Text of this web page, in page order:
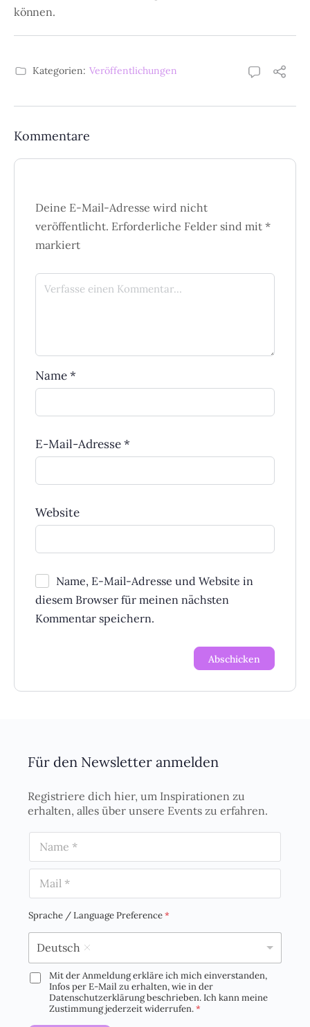
können.
Kategorien: Veröffentlichungen
Kommentare
Deine E-Mail-Adresse wird nicht
veröffentlicht. Erforderliche Felder sind mit *
markiert
Name*
E-Mail-Adresse*
Website
Name, E-Mail-Adresse und Website in
diesem Browser für meinen nächsten
Kommentar speichern.
Für den Newsletter anmelden
Registriere dich hier, um Inspirationen zu
erhalten, alles über unsere Events zu erfahren.
m
a
iSprache / Language Preference*
Deutsch
D
Mit der Anmeldung erkläre ich mich einverstanden,
Infos per E-Mail zu erhalten, wie in der
Datenschutzerklärung beschrieben. Ich kann meine
Zustimmung jederzeit widerrufen.*